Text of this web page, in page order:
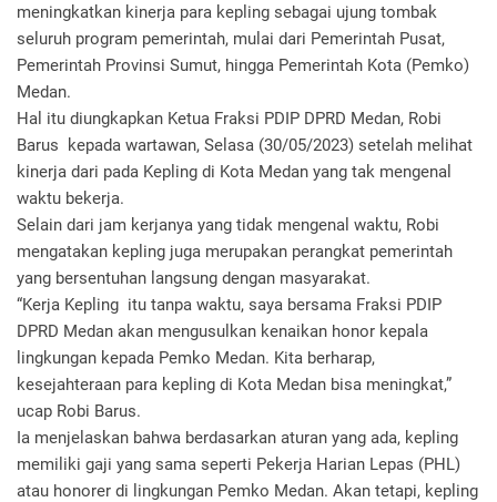
meningkatkan kinerja para kepling sebagai ujung tombak
seluruh program pemerintah, mulai dari Pemerintah Pusat,
Pemerintah Provinsi Sumut, hingga Pemerintah Kota (Pemko)
Medan.
Hal itu diungkapkan Ketua Fraksi PDIP DPRD Medan, Robi
Barus kepada wartawan, Selasa (30/05/2023) setelah melihat
kinerja dari pada Kepling di Kota Medan yang tak mengenal
waktu bekerja.
Selain dari jam kerjanya yang tidak mengenal waktu, Robi
mengatakan kepling juga merupakan perangkat pemerintah
yang bersentuhan langsung dengan masyarakat.
“Kerja Kepling itu tanpa waktu, saya bersama Fraksi PDIP
DPRD Medan akan mengusulkan kenaikan honor kepala
lingkungan kepada Pemko Medan. Kita berharap,
kesejahteraan para kepling di Kota Medan bisa meningkat,”
ucap Robi Barus.
Ia menjelaskan bahwa berdasarkan aturan yang ada, kepling
memiliki gaji yang sama seperti Pekerja Harian Lepas (PHL)
atau honorer di lingkungan Pemko Medan. Akan tetapi, kepling